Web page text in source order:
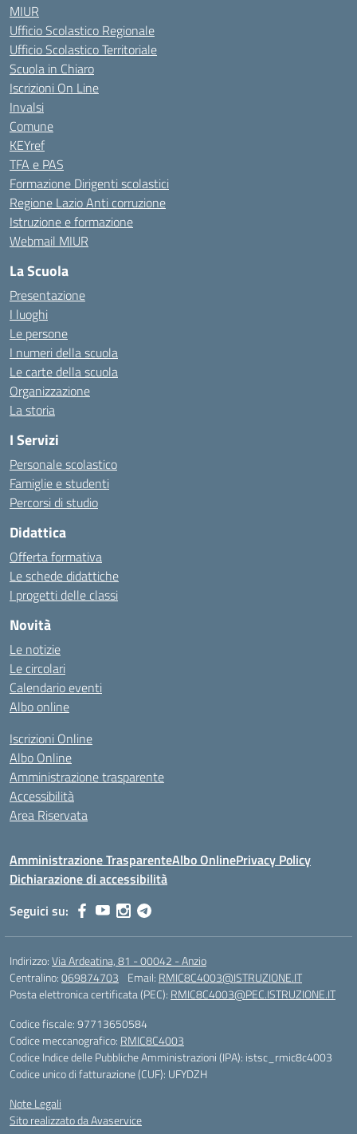
MIUR
Ufficio Scolastico Regionale
Ufficio Scolastico Territoriale
Scuola in Chiaro
Iscrizioni On Line
Invalsi
Comune
KEYref
TFA e PAS
Formazione Dirigenti scolastici
Regione Lazio Anti corruzione
Istruzione e formazione
Webmail MIUR
La Scuola
Presentazione
I luoghi
Le persone
I numeri della scuola
Le carte della scuola
Organizzazione
La storia
I Servizi
Personale scolastico
Famiglie e studenti
Percorsi di studio
Didattica
Offerta formativa
Le schede didattiche
I progetti delle classi
Novità
Le notizie
Le circolari
Calendario eventi
Albo online
Iscrizioni Online
Albo Online
Amministrazione trasparente
Accessibilità
Area Riservata
Amministrazione TrasparenteAlbo OnlinePrivacy Policy
Dichiarazione di accessibilità
Seguici su:
Indirizzo:Via Ardeatina, 81 - 00042 - Anzio
Centralino:069874703 Email: RMIC8C4003@ISTRUZIONE.IT
Posta elettronica certificata (PEC): RMIC8C4003@PEC.ISTRUZIONE.IT
Codice fiscale: 97713650584
Codice meccanografico: RMIC8C4003
Codice Indice delle Pubbliche Amministrazioni (IPA): istsc_rmic8c4003
Codice unico di fatturazione (CUF): UFYDZH
Note Legali
Sito realizzato da Avaservice